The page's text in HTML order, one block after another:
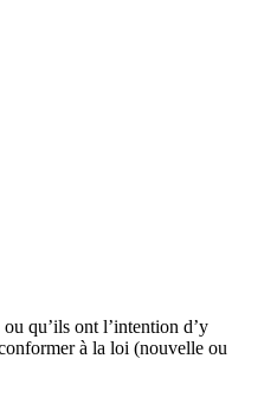
qu’ils ont l’intention d’y
à la loi (nouvelle ou